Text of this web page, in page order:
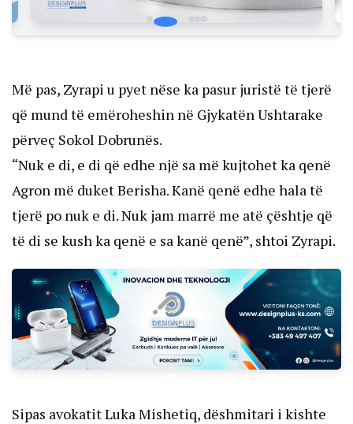
Më pas, Zyrapi u pyet nëse ka pasur juristë të tjerë
që mund të emëroheshin në Gjykatën Ushtarake
përveç Sokol Dobrunës.
“Nuk e di, e di që edhe një sa më kujtohet ka qenë
Agron më duket Berisha. Kanë qenë edhe hala të
tjerë po nuk e di. Nuk jam marrë me atë çështje që
të di se kush ka qenë e sa kanë qenë”, shtoi Zyrapi.
Sipas avokatit Luka Mishetiq, dëshmitari i kishte